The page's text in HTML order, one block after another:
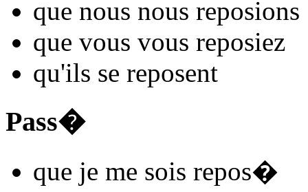
que nous nous reposions
que vous vous reposiez
qu'ils se reposent
Pass�
que je me sois repos�